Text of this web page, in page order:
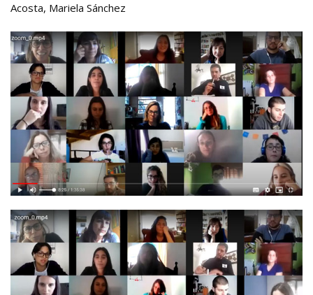
Acosta, Mariela Sánchez